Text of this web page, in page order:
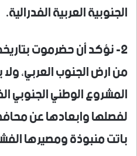
الجنوبية العربية الفدرالية.
2- نؤكد أن حضرموت
من ارض الجنوب العربي،
المشروع الوطني الجنوبي
لفصلها وابعادها عن
باتت منبوذة ومصيرها